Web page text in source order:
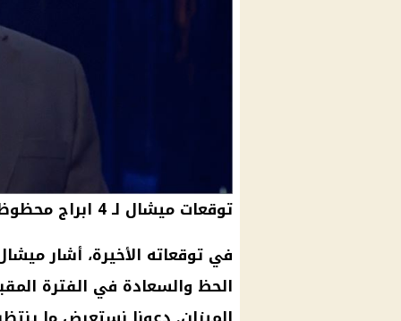
توقعات ميشال لـ 4 ابراج محظوظة
الحظ والسعادة في الفترة